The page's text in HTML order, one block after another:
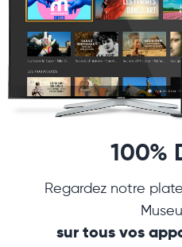
100%
Regardez notre
sur tous vos